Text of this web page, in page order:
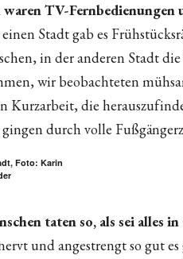
TV-Fernbedienungen
Stadt gab es
in der anderen Stadt
wir beobachteten
Kurzarbeit, die
durch volle
Foto: Karin
taten so, als sei alles
und angestrengt so gut